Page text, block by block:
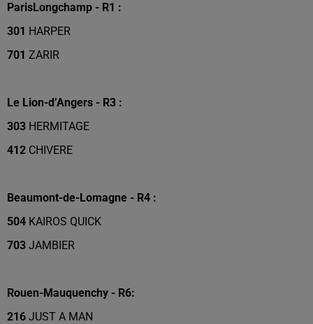
ParisLongchamp - R1 :
301 HARPER
701 ZARIR
Le Lion-d’Angers - R3 :
303 HERMITAGE
412 CHIVERE
Beaumont-de-Lomagne - R4 :
504 KAIROS QUICK
703 JAMBIER
Rouen-Mauquenchy - R6:
216 JUST A MAN